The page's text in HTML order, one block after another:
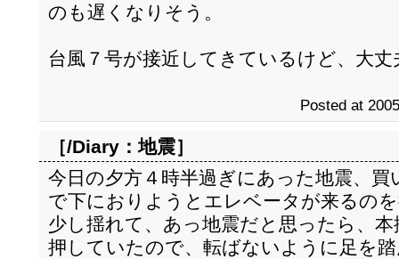
のも遅くなりそう。
台風７号が接近してきているけど、大
Posted at
［/Diary：地震］
今日の夕方４時半過ぎにあった地震、
で下におりようとエレベータが来るの
少し揺れて、あっ地震だと思ったら、
押していたので、転ばないように足を